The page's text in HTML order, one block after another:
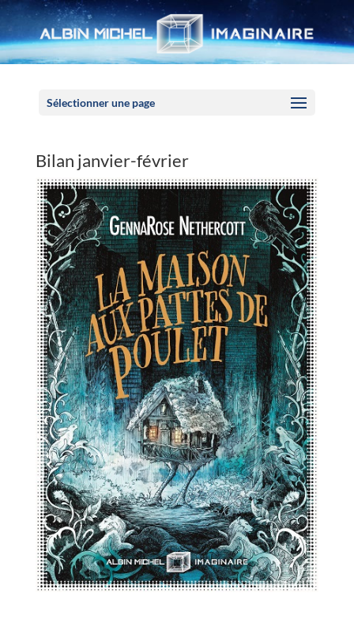
Sélectionner une page
Bilan janvier-février
Panneau de gestion des cookies